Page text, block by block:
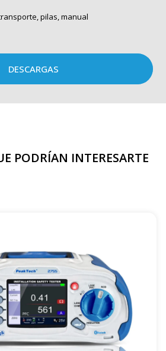
pilas, manual
DESCARGAS
PODRÍAN INTERESARTE